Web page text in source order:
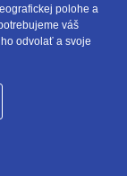
polohe a
váš
odvolať a svoje